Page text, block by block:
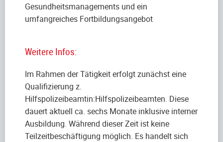
Gesundheitsmanagements und ein
umfangreiches Fortbildungsangebot
Weitere Infos:
Im Rahmen der Tätigkeit erfolgt zunächst eine
Qualifizierung z.
Hilfspolizeibeamtin:Hilfspolizeibeamten. Diese
dauert aktuell ca. sechs Monate inklusive interner
Ausbildung. Während dieser Zeit ist keine
Teilzeitbeschäftigung möglich. Es handelt sich